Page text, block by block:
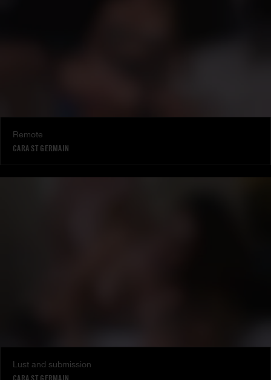
Remote
CARA ST GERMAIN
Lust and submission
CARA ST GERMAIN